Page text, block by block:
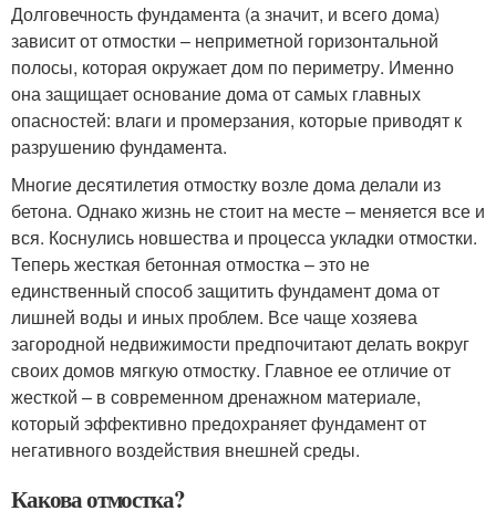
Долговечность фундамента (а значит, и всего дома)
зависит от отмостки – неприметной горизонтальной
полосы, которая окружает дом по периметру. Именно
она защищает основание дома от самых главных
опасностей: влаги и промерзания, которые приводят к
разрушению фундамента.
Многие десятилетия отмостку возле дома делали из
бетона. Однако жизнь не стоит на месте – меняется все и
вся. Коснулись новшества и процесса укладки отмостки.
Теперь жесткая бетонная отмостка – это не
единственный способ защитить фундамент дома от
лишней воды и иных проблем. Все чаще хозяева
загородной недвижимости предпочитают делать вокруг
своих домов мягкую отмостку. Главное ее отличие от
жесткой – в современном дренажном материале,
который эффективно предохраняет фундамент от
негативного воздействия внешней среды.
Какова отмостка?